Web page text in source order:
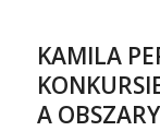
KAMILA
A